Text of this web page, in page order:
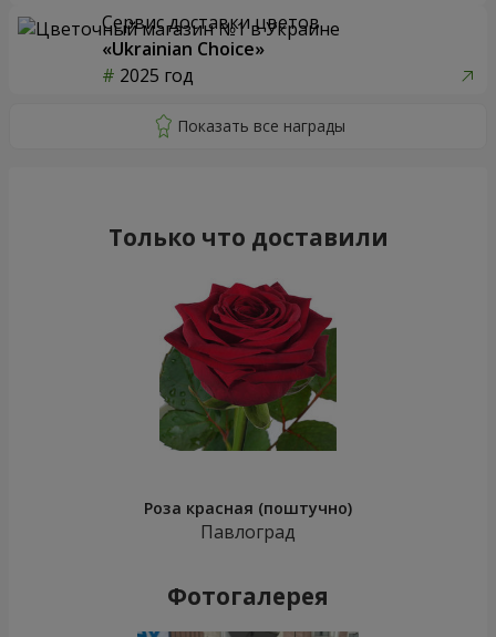
Сервис доставки цветов
«Ukrainian Choice»
2025 год
Только что доставили
Роза красная (поштучно)
Павлоград
Фотогалерея